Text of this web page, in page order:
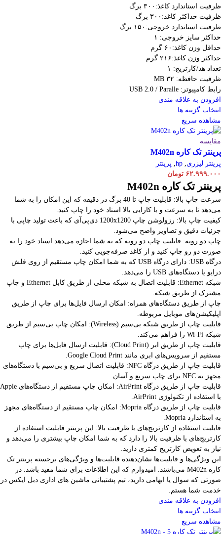
ظرفیت استاندارد کاغذ:۳۰۰ برگ
ظرفیت حداکثر کاغذ:۳۰۰ برگ
ظرفیت استاندارد خروجی:۱۵۰ برگ
حداکثر سایز خروجی: ۱
حداقل وزن کاغذ:۶۰ گرم
حداکثر وزن کاغذ:۲۱۶ گرم
تعداد هد/کارتریج: ۱
ظرفیت حافظه: ۳۲ MB
رابط کامپیوتر: USB 2.0 / Paralle
افزودن به علاقه مندی
انتخاب گزینه ها
مشاهده سریع
مقایسه
پرینتر تک کاره M402n
پرینتر لیزری,
hp
, پرینتر
۶۲.۹۹۹.۰۰۰ تومان
پرینتر تک کاره M402n
سرعت چاپ بالا: قابلیت چاپ تا 40 برگ در دقیقه که این امکان را به شما
می‌دهد تا به سرعت و با کارایی بالا اسناد خود را چاپ کنید.
کیفیت چاپ بالا: رزولوشن چاپ 1200x1200 دی‌پی‌آی که باعث تولید چاپی با
جزئیات دقیق و تصاویر واضح می‌شود.
چاپ دو رویه: قابلیت چاپ دو رویه که به شما اجازه می‌دهد اسناد خود را به
صورت دو رو چاپ کنید و از کاغذ صرفه‌جویی کنید.
درگاه USB: دارای درگاه USB که به شما امکان چاپ مستقیم از روی فلش
درایو یا دستگاه‌های USB را می‌دهد.
شبکه Ethernet: قابلیت اتصال به شبکه محلی از طریق کابل Ethernet و چاپ
مشترک از طریق شبکه.
چاپ از طریق دستگاه‌های همراه: امکان ارسال فایل‌ها برای چاپ از طریق
اپلیکیشن‌های موبایل مربوطه.
قابلیت چاپ از طریق شبکه بی‌سیم (Wireless): امکان چاپ بی‌سیم از طریق
شبکه Wi-Fi را فراهم می‌کند.
قابلیت چاپ از طریق ابر (Cloud Print): قابلیت ارسال فایل‌ها برای چاپ
مستقیم از سرویس‌های ابری مانند Google Cloud Print.
قابلیت چاپ از طریق درگاه NFC: قابلیت اتصال سریع و بی‌سیم با دستگاه‌های
مجهز به NFC برای چاپ سریع و آسان.
قابلیت چاپ از طریق درگاه AirPrint: امکان چاپ مستقیم از دستگاه‌های Apple
با استفاده از تکنولوژی AirPrint.
قابلیت چاپ از طریق درگاه Mopria: امکان چاپ مستقیم از دستگاه‌های مجهز
به استاندارد Mopria.
قابلیت استفاده از کارتریج‌های با ظرفیت بالا: این پرینتر قابلیت استفاده از
کارتریج‌های با ظرفیت بالا را دارد که به شما امکان چاپ بیشتری را می‌دهد و
نیاز به تعویض کارتریج کمتری دارید.
این ویژگی‌ها و قابلیت‌ها نشان‌دهنده قابلیت‌ها و ویژگی‌های برجسته پرینتر تک
کاره M402n می‌باشند. امیدوارم که این اطلاعات برای شما مفید باشد. در
صورتی که سوال یا ابهامی دارید، تیم پشتیبانی ماشین های اداری دبل ایکس در
خدمت شما هستم.
افزودن به علاقه مندی
انتخاب گزینه ها
مشاهده سریع